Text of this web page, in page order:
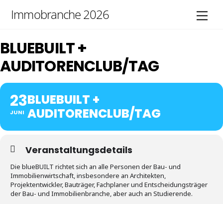
Immobranche 2026
BLUEBUILT +
AUDITORENCLUB/TAG
23
JUNI
BLUEBUILT +
AUDITORENCLUB/TAG
Veranstaltungsdetails
Die blueBUILT richtet sich an alle Personen der Bau- und
Immobilienwirtschaft, insbesondere an Architekten,
Projektentwickler, Bauträger, Fachplaner und Entscheidungsträger
der Bau- und Immobilienbranche, aber auch an Studierende.